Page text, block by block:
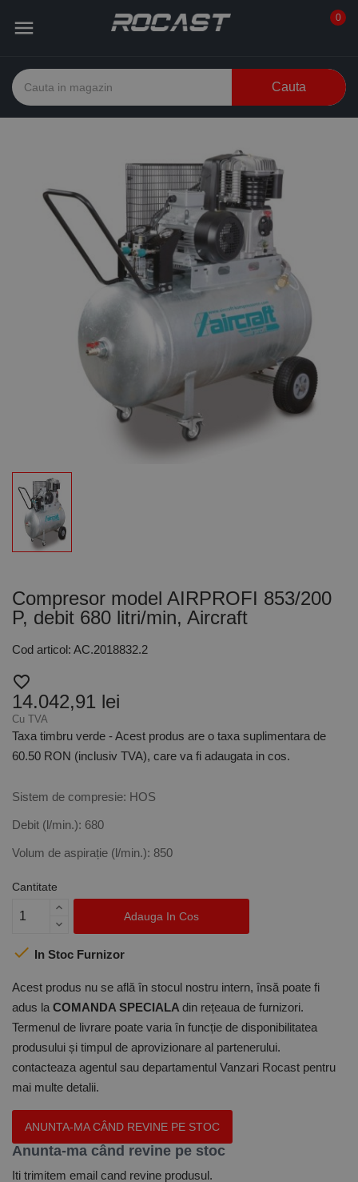
 0
Cauta
Compresor model AIRPROFI 853/200
P, debit 680 litri/min, Aircraft
Cod articol: AC.2018832.2
favorite_border
14.042,91 lei
Cu TVA
Taxa timbru verde - Acest produs are o taxa suplimentara de
60.50 RON (inclusiv TVA), care va fi adaugata in cos.
Sistem de compresie: HOS
Debit (l/min.): 680
Volum de aspirație (l/min.): 850
Cantitate
Adauga In Cos
 In Stoc Furnizor
Acest produs nu se află în stocul nostru intern, însă poate fi
adus la COMANDA SPECIALA din rețeaua de furnizori.
Termenul de livrare poate varia în funcție de disponibilitatea
produsului și timpul de aprovizionare al partenerului.
contacteaza agentul sau departamentul Vanzari Rocast pentru
mai multe detalii.
ANUNTA-MA CÂND REVINE PE STOC
Anunta-ma când revine pe stoc
Iti trimitem email cand revine produsul.